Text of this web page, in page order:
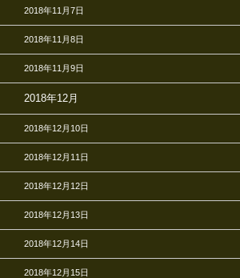
2018年11月7日
2018年11月8日
2018年11月9日
2018年12月
2018年12月10日
2018年12月11日
2018年12月12日
2018年12月13日
2018年12月14日
2018年12月15日